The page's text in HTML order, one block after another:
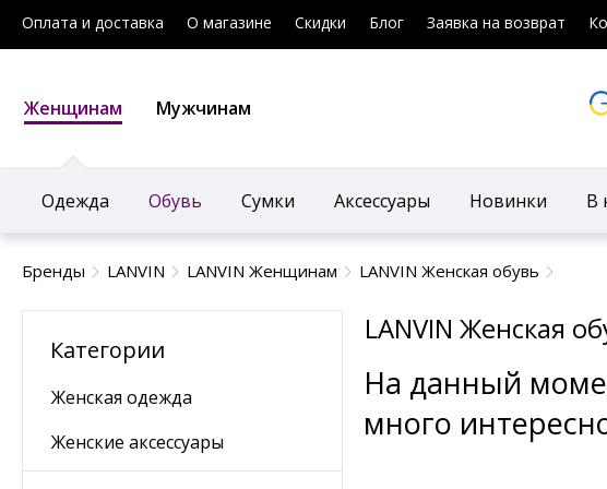
Оплата и доставка О магазине Скидки Блог Заявка на возврат
Женщинам
Одежда Обувь Сумки Аксессуары Новинки В
Мужчинам
Бренды LANVIN LANVIN Женщинам LANVIN Женская обувь
Категории
Женская одежда
Женские аксессуары
LANVIN Женская
На данный
много